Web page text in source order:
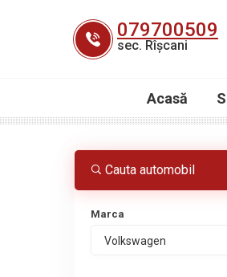
079700509
sec. Rîșcani
Acasă
Cauta automobil
Marca
Volkswagen